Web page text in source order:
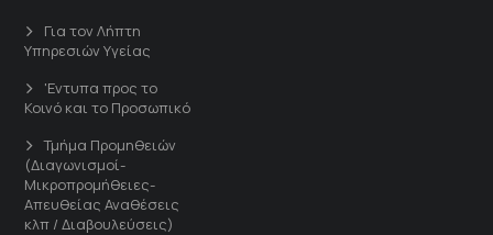
Για τον Λήπτη
Υπηρεσιών Υγείας
'Εντυπα προς το
Κοινό και το Προσωπικό
Τμήμα Προμηθειών
(Διαγωνισμοί-
Μικροπρομήθειες-
Απευθείας Αναθέσεις
κλπ / Διαβουλεύσεις)